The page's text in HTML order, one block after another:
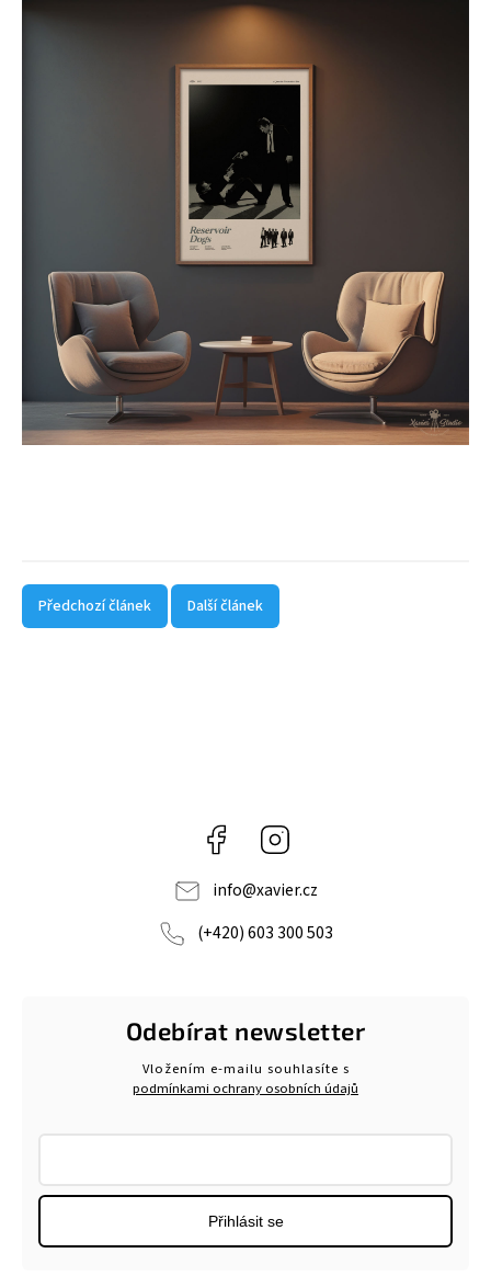
Předchozí článek Další článek
Facebook
info@xavier.cz
(+420) 603 300 503
Odebírat newsletter
Vložením e-mailu souhlasíte s
podmínkami ochrany osobních údajů
Přihlásit se